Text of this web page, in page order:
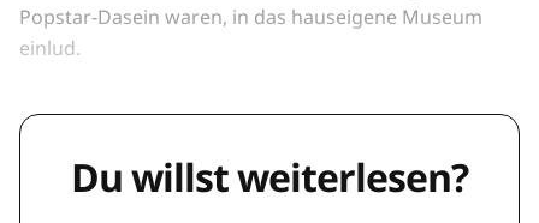
Popstar-Dasein waren, in das hauseigene Museum
einlud.
Du willst weiterlesen?